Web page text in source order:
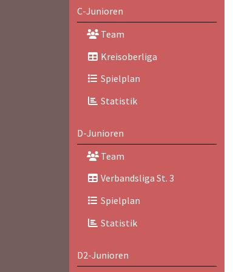
C-Junioren
Team
Kreisoberliga
Spielplan
Statistik
D-Junioren
Team
Verbandsliga St. 3
Spielplan
Statistik
D2-Junioren